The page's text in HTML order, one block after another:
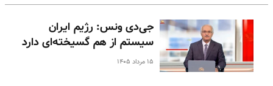
جی‌دی ونس: رژیم ایران
سیستم از هم گسیخته‌ای دارد
۱۵ مرداد ۱۴۰۵